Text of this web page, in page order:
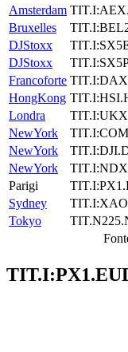
Amsterdam
Bruxelles
DJStoxx
DJStoxx
Francoforte
HongKong
Londra
NewYork
NewYork
NewYork
Parigi
Sydney
Tokyo